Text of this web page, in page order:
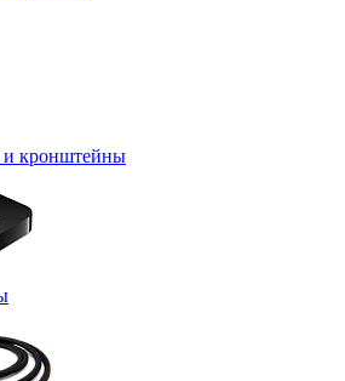
и кронштейны